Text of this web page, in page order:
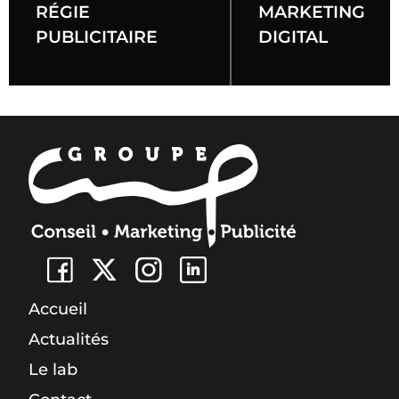
RÉGIE
PUBLICITAIRE
MARKETING
DIGITAL
reputation"
Accueil
Actualités
Le lab